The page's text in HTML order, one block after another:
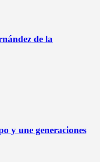
de la
y une generaciones